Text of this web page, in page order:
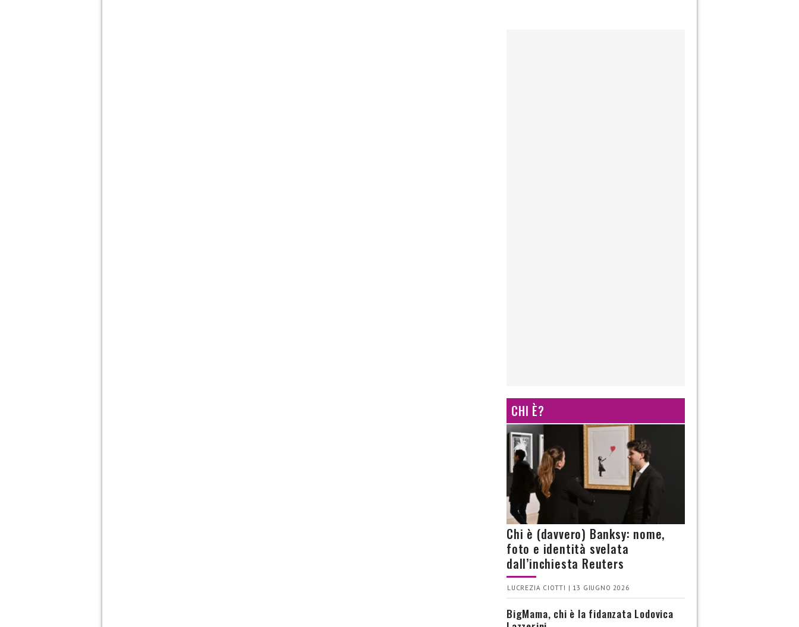
CHI È?
Chi è (davvero) Banksy: nome,
foto e identità svelata
dall’inchiesta Reuters
LUCREZIA CIOTTI | 13 GIUGNO 2026
BigMama, chi è la fidanzata Lodovica